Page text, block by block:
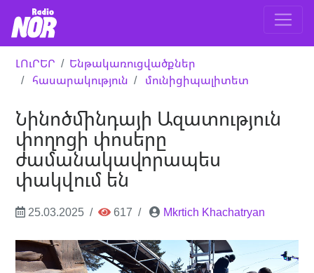
ԼՈւՐԵՐ
Ենթակառուցվածքներ
հասարակություն
մունիցիպալիտետ
Նինոծմինդայի Ազատություն
փողոցի փոսերը
ժամանակավորապես
փակվում են
25.03.2025 617 Mkrtich Khachatryan